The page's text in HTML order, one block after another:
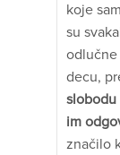
koje
su
odlučne
decu,
slobodu
im
značilo